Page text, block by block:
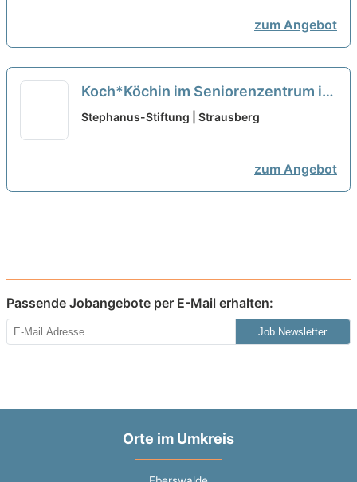
zum Angebot
Koch*Köchin im Seniorenzentrum in
Strausberg - Teilzeit neu
Stephanus-Stiftung | Strausberg
zum Angebot
Passende Jobangebote per E-Mail erhalten:
Job Newsletter
Orte im Umkreis